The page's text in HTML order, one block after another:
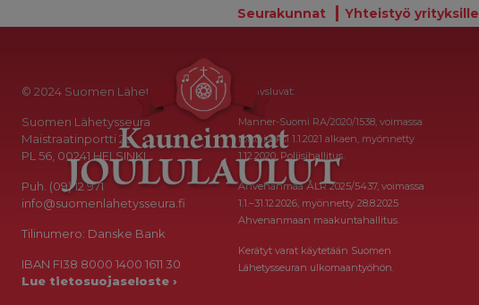
Seurakunnat Yhteistyö yrityksille
© 2024 Suomen Lähetysseura
Suomen Lähetysseura
Maistraatinportti 2a
PL 56, 00241 HELSINKI
Puh. (09) 12 971
info@suomenlahetysseura.fi
Tilinumero: Danske Bank
IBAN FI38 8000 1400 1611 30
Lue tietosuojaseloste ›
Keräysluvat:
Manner-Suomi RA/2020/1538, voimassa
toistaiseksi 1.1.2021 alkaen, myönnetty
1.12.2020, Poliisihallitus.
Ahvenanmaa ÅLR 2025/5437, voimassa
1.1.–31.12.2026, myönnetty 28.8.2025
Ahvenanmaan maakuntahallitus.
Kerätyt varat käytetään Suomen
Lähetysseuran ulkomaantyöhön.